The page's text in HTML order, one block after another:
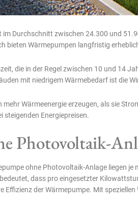
Durchschnitt zwischen 24.300 und
bieten Wärmepumpen langfristig
die in der Regel zwischen 10 und 14
mit niedrigem Wärmebedarf ist die
Wärmeenergie erzeugen, als sie
steigenden Energiepreisen.
Photovoltaik-
ohne Photovoltaik-Anlage liegen
dass pro eingesetzter
Effizienz der Wärmepumpe. Mit